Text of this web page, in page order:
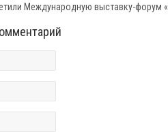
Международную выставку-форум